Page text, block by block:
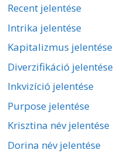
Recent jelentése
Intrika jelentése
Kapitalizmus jelentése
Diverzifikáció jelentése
Inkvizíció jelentése
Purpose jelentése
Krisztina név jelentése
Dorina név jelentése